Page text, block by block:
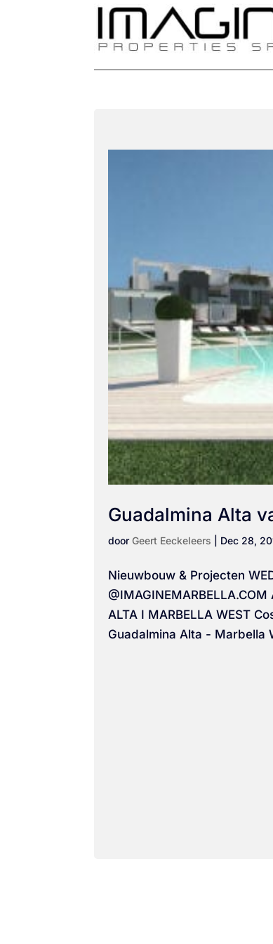
Guadalmina Alta
doorGeert Eeckeleers Dec 28,
Nieuwbouw & Projecten
ALTA I MARBELLA WEST
Guadalmina Alta - Marbella